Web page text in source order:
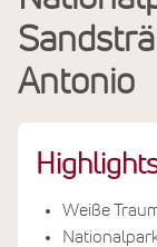
Termine & Preise
Antonio
Weiße